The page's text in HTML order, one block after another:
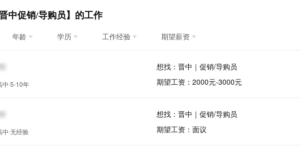
中促销/导购员】的工作
年龄 学历 工作经验 期望薪资
中·5-10年
想找：晋中｜促销/导购员
期望工资：2000元-3000元
中·无经验
想找：晋中｜促销/导购员
期望工资：面议